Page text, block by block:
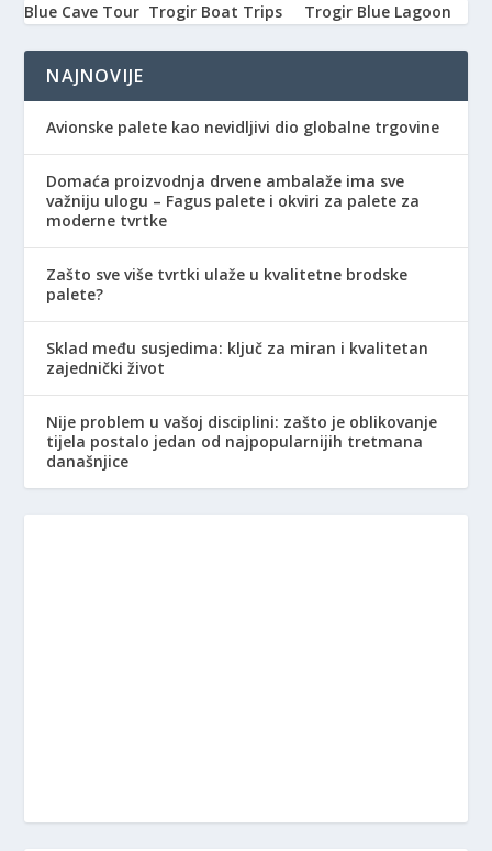
Blue Cave Tour Trogir Boat Trips Trogir Blue Lagoon
NAJNOVIJE
Avionske palete kao nevidljivi dio globalne trgovine
Domaća proizvodnja drvene ambalaže ima sve
važniju ulogu – Fagus palete i okviri za palete za
moderne tvrtke
Zašto sve više tvrtki ulaže u kvalitetne brodske
palete?
Sklad među susjedima: ključ za miran i kvalitetan
zajednički život
Nije problem u vašoj disciplini: zašto je oblikovanje
tijela postalo jedan od najpopularnijih tretmana
današnjice